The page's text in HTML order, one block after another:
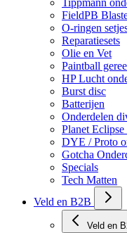
Bekijk alles
Tippmann
FieldPB
O-ringen setjes
Reparatiesets
Olie en Vet
Paintball
HP Lucht
Burst disc
Batterijen
Onderdelen
Planet Eclipse
DYE / Proto
Gotcha
Specials
Tech Matten
Veld en B2B